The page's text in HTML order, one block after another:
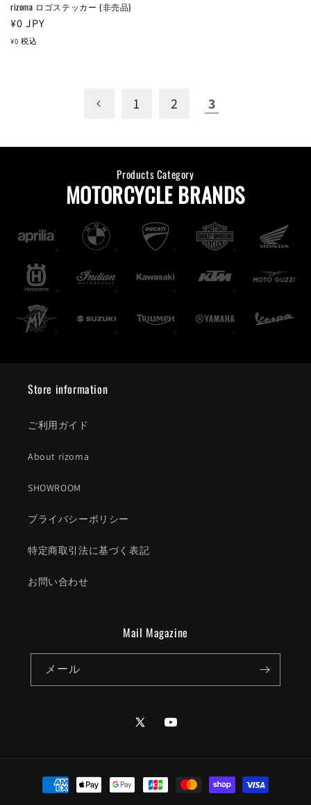
rizoma ロゴステッカー (非売品)
通
常
¥0 JPY
¥0 税込
1 2 3
Products Category
MOTORCYCLE BRANDS
Store information
ご利用ガイド
About rizoma
SHOWROOM
プライバシーポリシー
特定商取引法に基づく表記
お問い合わせ
Mail Magazine
メール
TwitterYouTube
決
済